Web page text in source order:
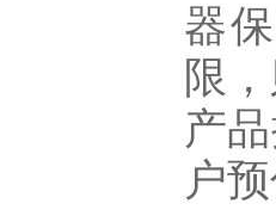
器
限
产
户